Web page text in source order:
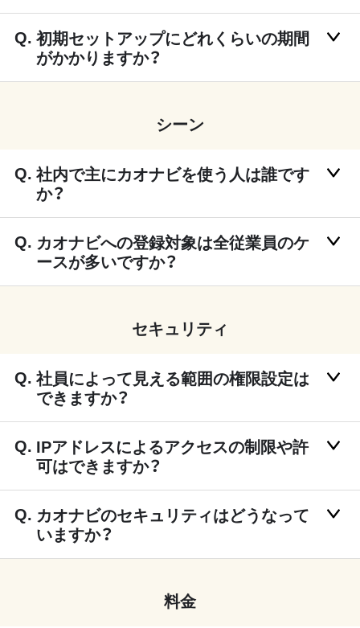
初期セットアップにどれくらいの期間
がかかりますか？
シーン
社内で主にカオナビを使う人は誰です
か？
カオナビへの登録対象は全従業員のケ
ースが多いですか？
セキュリティ
社員によって見える範囲の権限設定は
できますか？
IPアドレスによるアクセスの制限や許
可はできますか？
カオナビのセキュリティはどうなって
いますか？
料金